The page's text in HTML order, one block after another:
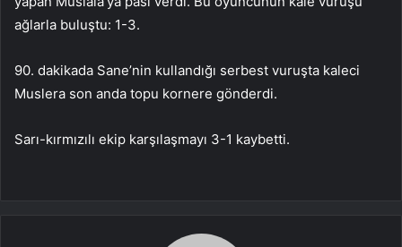
ağlarla buluştu: 1-3.
90. dakikada Sane’nin kullandığı serbest vuruşta kaleci
Muslera son anda topu kornere gönderdi.
Sarı-kırmızılı ekip karşılaşmayı 3-1 kaybetti.